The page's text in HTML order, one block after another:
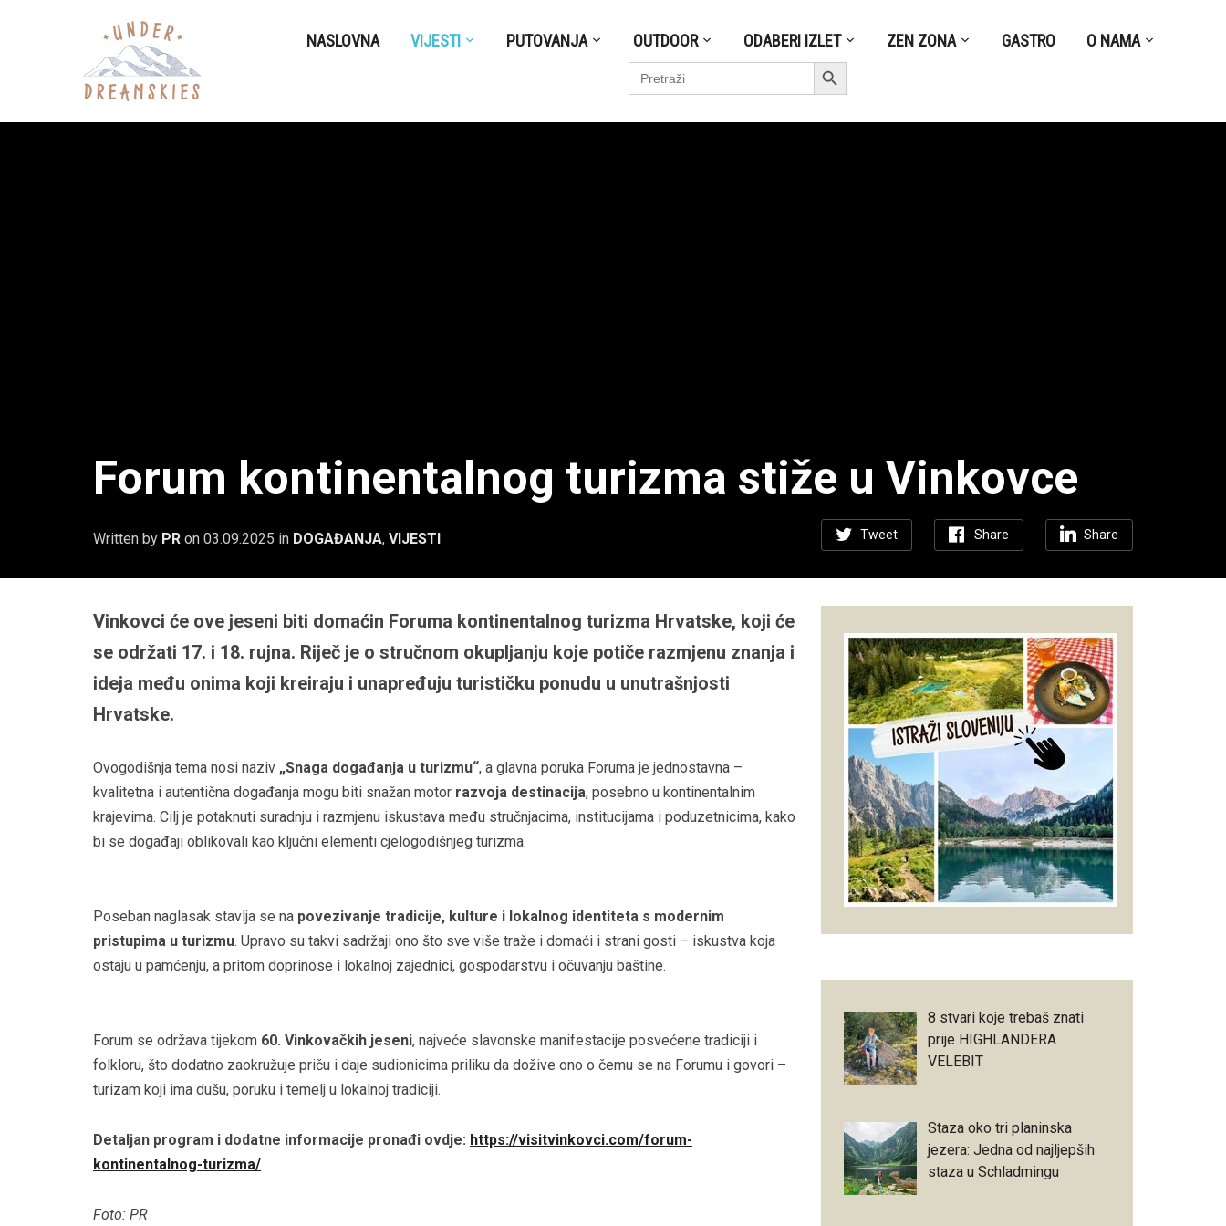
NASLOVNA VIJESTI PUTOVANJA OUTDOOR ODABERI IZLET ZEN ZONA GASTRO O NAMA
Search
for:
Search Button
Forum kontinentalnog turizma stiže u Vinkovce
Tweet Share Share
Written by PR on 03.09.2025 in DOGAĐANJA, VIJESTI
Vinkovci će ove jeseni biti domaćin Foruma kontinentalnog turizma Hrvatske, koji će
se održati 17. i 18. rujna. Riječ je o stručnom okupljanju koje potiče razmjenu znanja i
ideja među onima koji kreiraju i unapređuju turističku ponudu u unutrašnjosti
Hrvatske.
Ovogodišnja tema nosi naziv „Snaga događanja u turizmu“, a glavna poruka Foruma je jednostavna –
kvalitetna i autentična događanja mogu biti snažan motor razvoja destinacija, posebno u kontinentalnim
krajevima. Cilj je potaknuti suradnju i razmjenu iskustava među stručnjacima, institucijama i poduzetnicima, kako
bi se događaji oblikovali kao ključni elementi cjelogodišnjeg turizma.
Poseban naglasak stavlja se na povezivanje tradicije, kulture i lokalnog identiteta s modernim
pristupima u turizmu. Upravo su takvi sadržaji ono što sve više traže i domaći i strani gosti – iskustva koja
ostaju u pamćenju, a pritom doprinose i lokalnoj zajednici, gospodarstvu i očuvanju baštine.
Forum se održava tijekom 60. Vinkovačkih jeseni, najveće slavonske manifestacije posvećene tradiciji i
folkloru, što dodatno zaokružuje priču i daje sudionicima priliku da dožive ono o čemu se na Forumu i govori –
turizam koji ima dušu, poruku i temelj u lokalnoj tradiciji.
Detaljan program i dodatne informacije pronađi ovdje: https://visitvinkovci.com/forum-
kontinentalnog-turizma/
Foto: PR
8 stvari koje trebaš znati
prije HIGHLANDERA
VELEBIT
Staza oko tri planinska
jezera: Jedna od najljepših
staza u Schladmingu